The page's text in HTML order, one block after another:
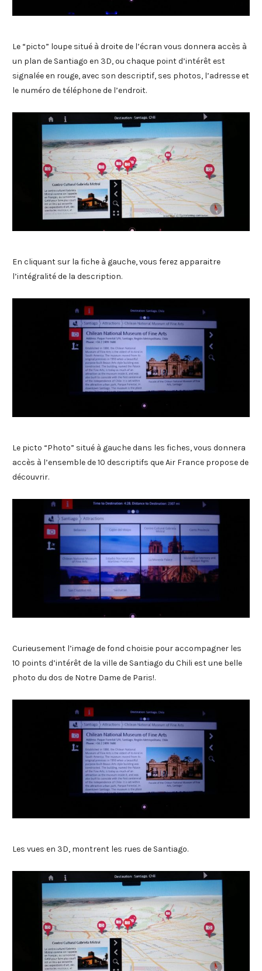
Le “picto” loupe situé à droite de l’écran vous donnera accès à
un plan de Santiago en 3D, ou chaque point d’intérêt est
signalée en rouge, avec son descriptif, ses photos, l’adresse et
le numéro de téléphone de l’endroit.
En cliquant sur la fiche à gauche, vous ferez apparaitre
l’intégralité de la description.
Le picto “Photo” situé à gauche dans les fiches, vous donnera
accès à l’ensemble de 10 descriptifs que Air France propose de
découvrir.
Curieusement l’image de fond choisie pour accompagner les
10 points d’intérêt de la ville de Santiago du Chili est une belle
photo du dos de Notre Dame de Paris!.
Les vues en 3D, montrent les rues de Santiago.